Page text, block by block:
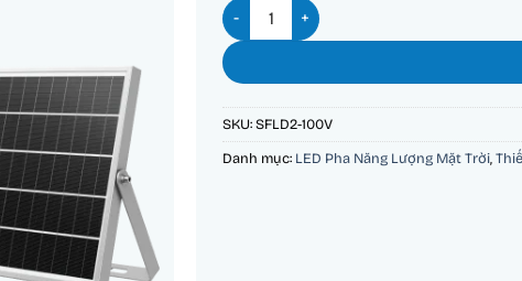
1.334.300 ₫.
là:
LED pha năng lượng mặt trời 100W ánh
SKU: SFLD2-100V
Danh mục: LED Pha Năng Lượng Mặt Trời